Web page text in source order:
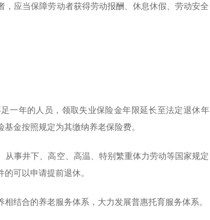
应当保障劳动者获得劳动报酬、休息休假、劳动安全
一年的人员，领取失业保险金年限延长至法定退休年
金按照规定为其缴纳养老保险费。
事井下、高空、高温、特别繁重体力劳动等国家规定
可以申请提前退休。
结合的养老服务体系，大力发展普惠托育服务体系。